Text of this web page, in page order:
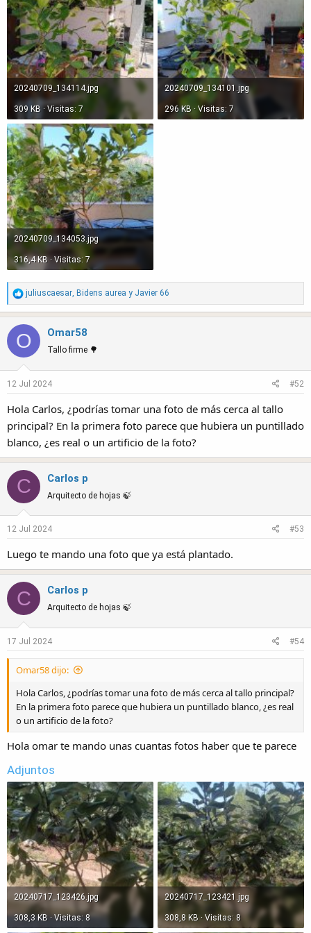
20240709_134114.jpg
309 KB · Visitas: 7
20240709_134101.jpg
296 KB · Visitas: 7
20240709_134053.jpg
316,4 KB · Visitas: 7
R
e
c
t
i
o
n
:
juliuscaesar, Bidens aurea y Javier 66
O Omar58
Tallo firme 🌳
12 Jul 2024 #52
Hola Carlos, ¿podrías tomar una foto de más cerca al tallo
principal? En la primera foto parece que hubiera un puntillado
blanco, ¿es real o un artificio de la foto?
C Carlos p
Arquitecto de hojas 🍃
12 Jul 2024 #53
Luego te mando una foto que ya está plantado.
C Carlos p
Arquitecto de hojas 🍃
17 Jul 2024 #54
Omar58 dijo:
Hola Carlos, ¿podrías tomar una foto de más cerca al tallo principal?
En la primera foto parece que hubiera un puntillado blanco, ¿es real
o un artificio de la foto?
Hola omar te mando unas cuantas fotos haber que te parece
Adjuntos
20240717_123426.jpg
308,3 KB · Visitas: 8
20240717_123421.jpg
308,8 KB · Visitas: 8